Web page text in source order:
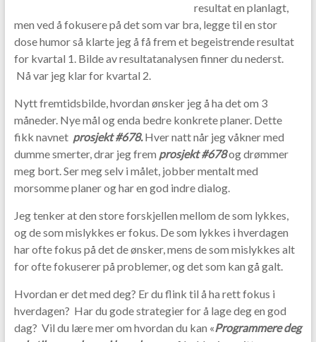
resultat en planlagt,
men ved å fokusere på det som var bra, legge til en stor
dose humor så klarte jeg å få frem et begeistrende resultat
for kvartal 1. Bilde av resultatanalysen finner du nederst.
Nå var jeg klar for kvartal 2.
Nytt fremtidsbilde, hvordan ønsker jeg å ha det om 3
måneder. Nye mål og enda bedre konkrete planer. Dette
fikk navnet prosjekt #678.Hver natt når jeg våkner med
dumme smerter, drar jeg frem prosjekt #678og drømmer
meg bort. Ser meg selv i målet, jobber mentalt med
morsomme planer og har en god indre dialog.
Jeg tenker at den store forskjellen mellom de som lykkes,
og de som mislykkes er fokus. De som lykkes i hverdagen
har ofte fokus på det de ønsker, mens de som mislykkes alt
for ofte fokuserer på problemer, og det som kan gå galt.
Hvordan er det med deg? Er du flink til å ha rett fokus i
hverdagen? Har du gode strategier for å lage deg en god
dag? Vil du lære mer om hvordan du kan «Programmere deg